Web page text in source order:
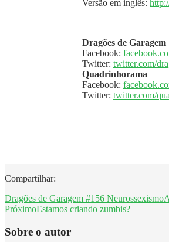
Versão em inglês:
Dragões de Garagem
Facebook:
Twitter: twitter.com/
Quadrinhorama
Facebook:
Twitter: twitter.com/
Compartilhar:
Dragões de Garagem #156 Neurossexismo
PróximoEstamos criando zumbis?
Sobre o autor